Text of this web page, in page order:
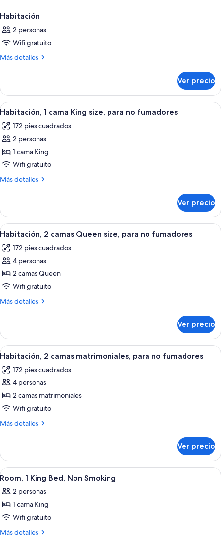
Habitación
2 personas
Wifi gratuito
Más detalles
Más
Ver precio
Abrir
todas
las
fotos
de
Habitación,
1
size,
para
no
fumadores
Una habitación de hotel moderna
13
Habitación, 1 cama King size, para no fumadores
172 pies cuadrados
2 personas
1 cama King
Wifi gratuito
Más detalles
Más
1
cama
King
para
no
Ver precio
Abrir
todas
las
fotos
de
Habitación,
2
size,
para
no
fumadores
Habitación de hotel con dos camas,
8
Habitación, 2 camas Queen size, para no fumadores
172 pies cuadrados
4 personas
2 camas Queen
Wifi gratuito
Más detalles
Más
2
camas
Queen
para
no
Ver precio
Abrir
todas
las
fotos
de
Habitación,
2
para
no
fumadores
Habitación de hotel con dos camas,
9
Habitación, 2 camas matrimoniales, para no fumadores
172 pies cuadrados
4 personas
2 camas matrimoniales
Wifi gratuito
Más detalles
Más
2
camas
matrimoniales,
no
fumadores
Ver precio
Abrir
todas
las
fotos
de
Room,
Habitación de hotel con cama,
9
Room, 1 King Bed, Non Smoking
2 personas
1 cama King
Wifi gratuito
Más detalles
Más